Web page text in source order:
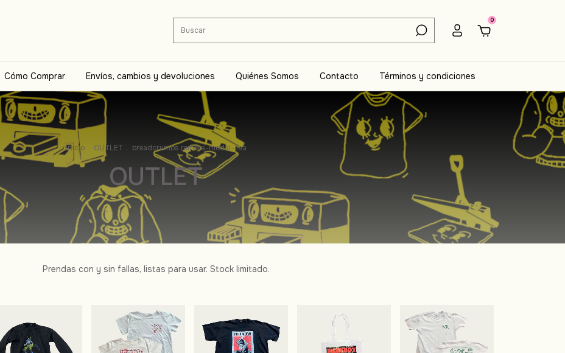
0
Cómo Comprar Envíos, cambios y devoluciones Quiénes Somos Contacto Términos y condiciones
Inicio . OUTLET . breadcrumbs.remera-modal-lisa
OUTLET
Prendas con y sin fallas, listas para usar. Stock limitado.